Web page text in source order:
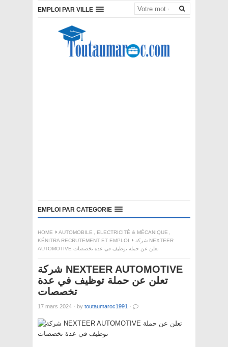
EMPLOI PAR VILLE
EMPLOI PAR CATEGORIE
HOME AUTOMOBILE , ELECTRICITÉ & MÉCANIQUE ,
KÉNITRA RECRUTEMENT ET EMPLOI
شركة NEXTEER
AUTOMOTIVE تعلن عن حملة توظيف في عدة تخصصات
شركة NEXTEER AUTOMOTIVE
تعلن عن حملة توظيف في عدة
تخصصات
17 mars 2024 · by toutaumaroc1991 ·